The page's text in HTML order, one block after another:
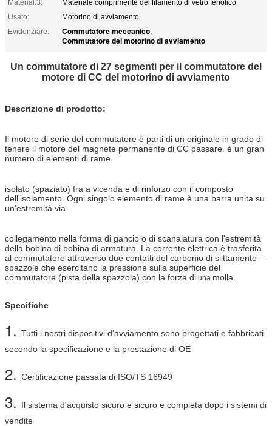
Material.3:
Materiale comprimente del filamento di vetro fenolico
Usato:
Motorino di avviamento
Evidenziare:
Commutatore meccanico,
Commutatore del motorino di avviamento
Un commutatore di 27 segmenti per il commutatore del
motore di CC del motorino di avviamento
Descrizione di prodotto:
Il motore di serie del commutatore è parti di un originale in grado di
tenere il motore del magnete permanente di CC passare. è un gran
numero di elementi di rame
isolato (spaziato) fra a vicenda e di rinforzo con il composto
dell'isolamento. Ogni singolo elemento di rame è una barra unita su
un'estremità via
collegamento nella forma di gancio o di scanalatura con l'estremità
della bobina di bobina di armatura. La corrente elettrica è trasferita
al commutatore attraverso due contatti del carbonio di slittamento –
spazzole che esercitano la pressione sulla superficie del
commutatore (pista della spazzola) con la forza di una molla.
Specifiche
1. Tutti i nostri dispositivi d'avviamento sono progettati e fabbricati
secondo la specificazione e la prestazione di OE
2. Certificazione passata di ISO/TS 16949
3.
Il sistema d'acquisto sicuro e sicuro e completa dopo i sistemi di
vendite